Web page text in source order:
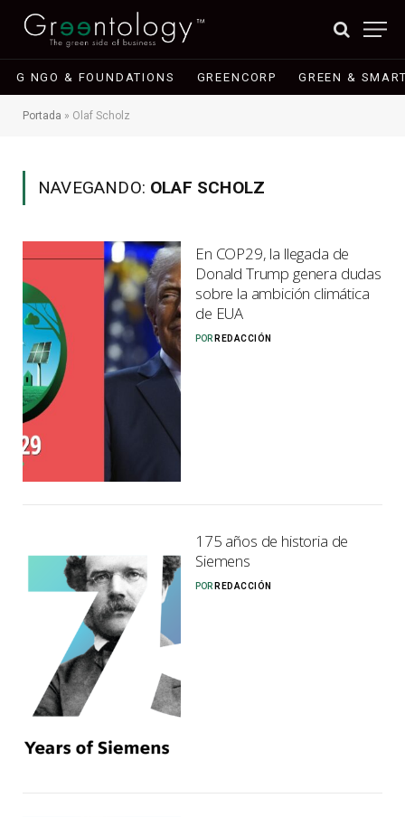
G NGO & FOUNDATIONS GREENCORP GREEN &
Portada » Olaf Scholz
NAVEGANDO: OLAF SCHOLZ
En COP29, la llegada de
Donald Trump genera dudas
sobre la ambición climática
de EUA
POR REDACCIÓN
175 años de historia de
Siemens
POR REDACCIÓN